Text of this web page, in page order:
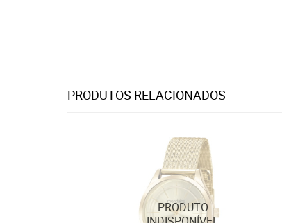
PRODUTOS RELACIONADOS